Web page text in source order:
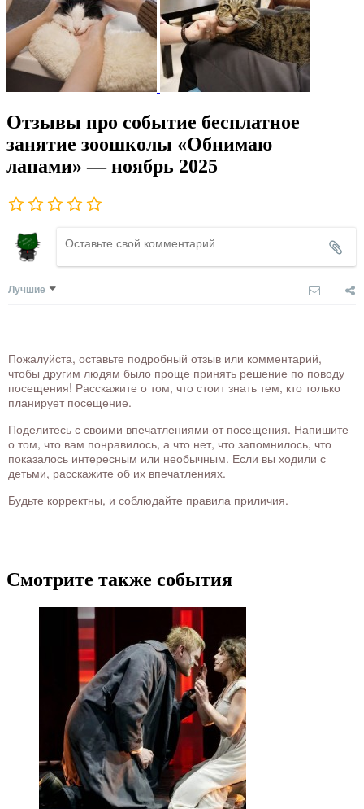
Отзывы про событие бесплатное
занятие зоошколы «Обнимаю
лапами» — ноябрь 2025
Лучшие
Пожалуйста, оставьте подробный отзыв или комментарий,
чтобы другим людям было проще принять решение по поводу
посещения! Расскажите о том, что стоит знать тем, кто только
планирует посещение.
Поделитесь с своими впечатлениями от посещения. Напишите
о том, что вам понравилось, а что нет, что запомнилось, что
показалось интересным или необычным. Если вы ходили с
детьми, расскажите об их впечатлениях.
Будьте корректны, и соблюдайте правила приличия.
Смотрите также события